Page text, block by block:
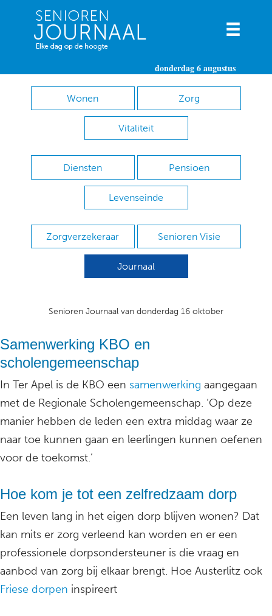
donderdag 6 augustus
Wonen Zorg
Vitaliteit
Diensten Pensioen
Levenseinde
Zorgverzekeraar Senioren Visie
Journaal
Senioren Journaal van donderdag 16 oktober
Samenwerking KBO en
scholengemeenschap
In Ter Apel is de KBO een samenwerking aangegaan
met de Regionale Scholengemeenschap. ‘Op deze
manier hebben de leden een extra middag waar ze
naar toe kunnen gaan en leerlingen kunnen oefenen
voor de toekomst.’
Hoe kom je tot een zelfredzaam dorp
Een leven lang in het eigen dorp blijven wonen? Dat
kan mits er zorg verleend kan worden en er een
professionele dorpsondersteuner is die vraag en
aanbod van zorg bij elkaar brengt. Hoe Austerlitz ook
Friese dorpen inspireert